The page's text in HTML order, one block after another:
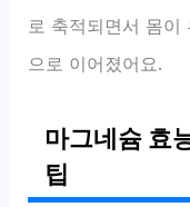
로 축적되면서 몸이
으로 이어졌어요.
마그네슘 효
팁